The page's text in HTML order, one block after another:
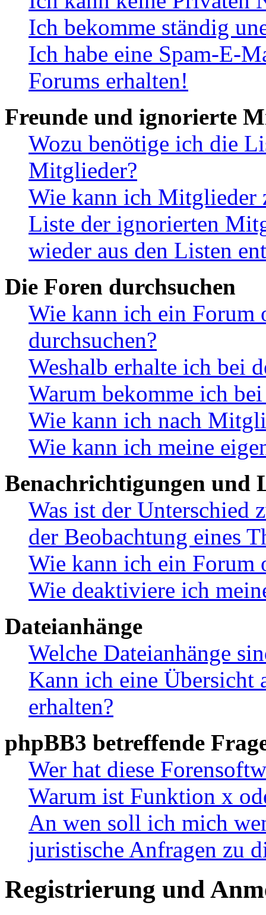
Ich bekomme ständig
Ich habe eine Spam-E-
Forums erhalten!
Freunde und ignorierte
Wozu benötige ich die
Mitglieder?
Wie kann ich Mitglieder
Liste der ignorierten
wieder aus den Listen
Die Foren durchsuchen
Wie kann ich ein Forum
durchsuchen?
Weshalb erhalte ich bei
Warum bekomme ich
Wie kann ich nach
Wie kann ich meine
Benachrichtigungen und
Was ist der Unterschied
der Beobachtung eines
Wie kann ich ein Forum
Wie deaktiviere ich
Dateianhänge
Welche Dateianhänge
Kann ich eine Übersicht
erhalten?
phpBB3 betreffende
Wer hat diese
Warum ist Funktion x
An wen soll ich mich
juristische Anfragen zu
Registrierung und